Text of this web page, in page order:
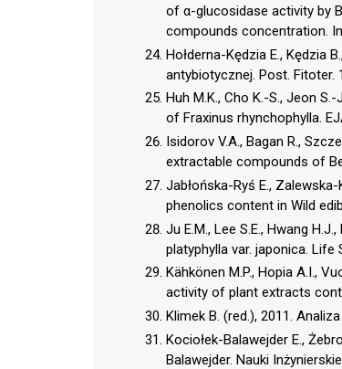
of α-glucosidase activity by
compounds concentration.
Hołderna-Kędzia E., Kędzia
antybiotycznej. Post. Fitoter.
Huh M.K., Cho K.-S., Jeon
of Fraxinus rhynchophylla.
Isidorov V.A., Bagan R.,
extractable compounds of
Jabłońska-Ryś E.,
phenolics content in Wild
Ju E.M., Lee S.E., Hwang
platyphylla var. japonica. Life
Kähkönen M.P., Hopia A.I.,
activity of plant extracts
Klimek B. (red.), 2011.
Kociołek-Balawejder E.,
Balawejder. Nauki